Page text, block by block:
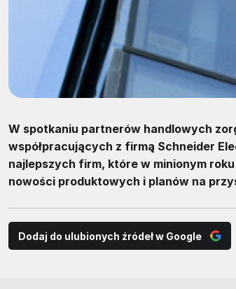
W spotkaniu partnerów handlowych
współpracujących z firmą Schneider
najlepszych firm, które w minionym
nowości produktowych i planów na
Dodaj do ulubionych źródeł w Google